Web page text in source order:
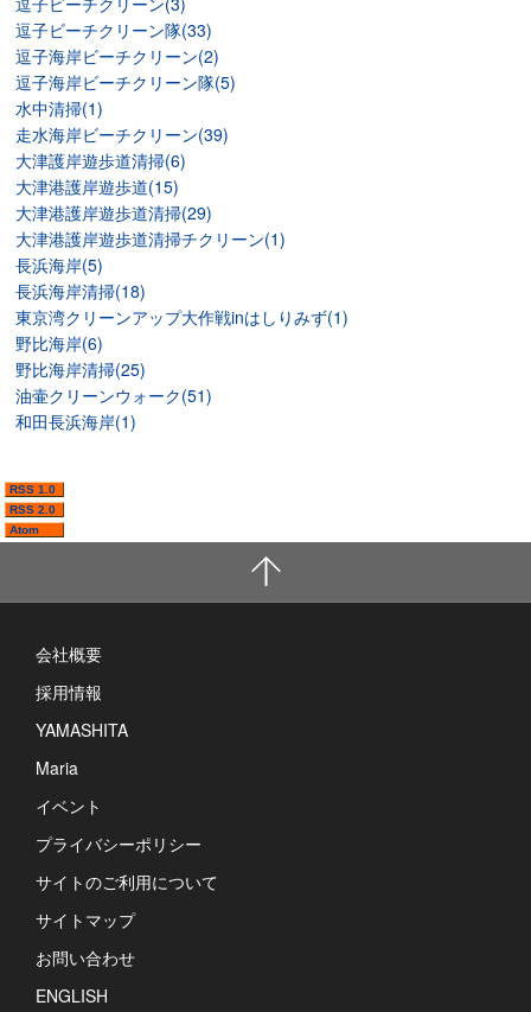
逗子ビーチクリーン隊(33)
逗子海岸ビーチクリーン(2)
逗子海岸ビーチクリーン隊(5)
水中清掃(1)
走水海岸ビーチクリーン(39)
大津護岸遊歩道清掃(6)
大津港護岸遊歩道(15)
大津港護岸遊歩道清掃(29)
大津港護岸遊歩道清掃チクリーン(1)
長浜海岸(5)
長浜海岸清掃(18)
東京湾クリーンアップ大作戦inはしりみず(1)
野比海岸(6)
野比海岸清掃(25)
油壷クリーンウォーク(51)
和田長浜海岸(1)
RSS 1.0
RSS 2.0
Atom
会社概要
採用情報
YAMASHITA
Maria
イベント
プライバシーポリシー
サイトのご利用について
サイトマップ
お問い合わせ
ENGLISH